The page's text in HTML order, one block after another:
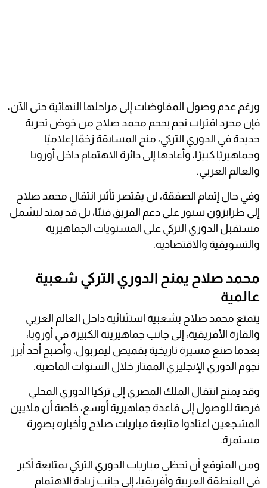
ورغم عدم وصول المفاوضات إلى مراحلها النهائية حتى الآن،
فإن مجرد اقتراب نجم بحجم محمد صلاح من خوض تجربة
جديدة في الدوري التركي، منح المسابقة زخمًا إعلاميًا
وجماهيريًا كبيرًا، وأعادها إلى دائرة الاهتمام داخل أوروبا
والعالم العربي.
وفي حال إتمام الصفقة، لن يقتصر تأثير انتقال محمد صلاح
إلى طرابزون سبور على دعم الفريق فنيًا، بل قد يمتد ليشمل
مستقبل الدوري التركي على المستويات الجماهيرية
والتسويقية والاقتصادية.
محمد صلاح يمنح الدوري التركي شعبية
عالمية
يتمتع محمد صلاح بشعبية استثنائية داخل العالم العربي
والقارة الأفريقية، إلى جانب جماهيريته الكبيرة في أوروبا،
بعدما صنع مسيرة تاريخية بقميص ليفربول، وأصبح أحد أبرز
نجوم الدوري الإنجليزي الممتاز خلال السنوات الماضية.
وقد يمنح انتقال الملك المصري إلى تركيا الدوري المحلي
فرصة للوصول إلى قاعدة جماهيرية أوسع، خاصة أن ملايين
المشجعين اعتادوا متابعة مباريات صلاح وأخباره بصورة
مستمرة.
ومن المتوقع أن تحظى مباريات الدوري التركي بمتابعة أكبر
في المنطقة العربية وأفريقيا، إلى جانب زيادة الاهتمام